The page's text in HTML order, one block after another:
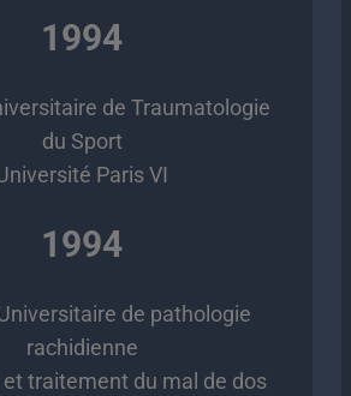
1994
de Traumatologie
du Sport
Paris VI
1994
de pathologie
rachidienne
traitement du mal de dos